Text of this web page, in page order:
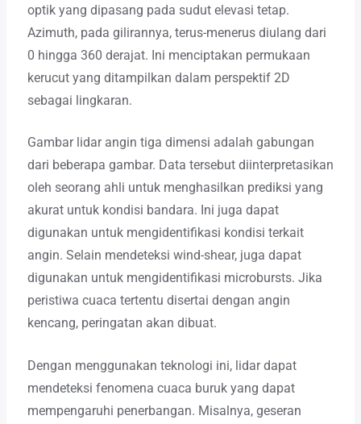
optik yang dipasang pada sudut elevasi tetap.
Azimuth, pada gilirannya, terus-menerus diulang dari
0 hingga 360 derajat. Ini menciptakan permukaan
kerucut yang ditampilkan dalam perspektif 2D
sebagai lingkaran.
Gambar lidar angin tiga dimensi adalah gabungan
dari beberapa gambar. Data tersebut diinterpretasikan
oleh seorang ahli untuk menghasilkan prediksi yang
akurat untuk kondisi bandara. Ini juga dapat
digunakan untuk mengidentifikasi kondisi terkait
angin. Selain mendeteksi wind-shear, juga dapat
digunakan untuk mengidentifikasi microbursts. Jika
peristiwa cuaca tertentu disertai dengan angin
kencang, peringatan akan dibuat.
Dengan menggunakan teknologi ini, lidar dapat
mendeteksi fenomena cuaca buruk yang dapat
mempengaruhi penerbangan. Misalnya, geseran